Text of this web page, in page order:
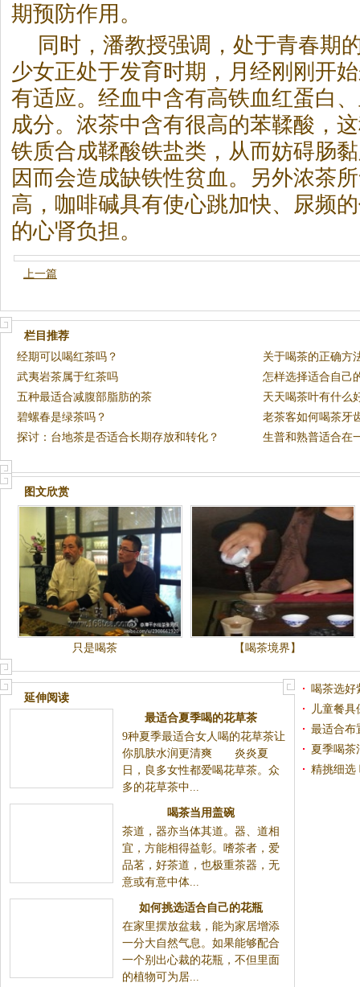
期预防作用。
同时，潘教授强调，处于青春期
少女正处于发育时期，月经刚刚开
有适应。经血中含有高铁血红蛋白
成分。浓茶中含有很高的苯鞣酸，
铁质合成鞣酸铁盐类，从而妨碍肠
因而会造成缺铁性贫血。另外浓茶
高，咖啡碱具有使心跳加快、尿频
的心肾负担。
上一篇
栏目推荐
经期可以喝红茶吗？
关于喝茶的正确方
武夷岩茶属于红茶吗
怎样选择适合自己
五种最适合减腹部脂肪的茶
天天喝茶叶有什么
碧螺春是绿茶吗？
老茶客如何喝茶牙
探讨：台地茶是否适合长期存放和转化？
生普和熟普适合在
图文欣赏
只是喝茶 【喝茶境界】
延伸阅读
最适合夏季喝的花草茶
9种夏季最适合女人喝的花草茶让
你肌肤水润更清爽 炎炎夏
日，良多女性都爱喝花草茶。众
多的花草茶中...
喝茶当用盖碗
茶道，器亦当体其道。器、道相
宜，方能相得益彰。嗜茶者，爱
品茗，好茶道，也极重茶器，无
意或有意中体...
如何挑选适合自己的花瓶
在家里摆放盆栽，能为家居增添
一分大自然气息。如果能够配合
一个别出心裁的花瓶，不但里面
的植物可为居...
喝茶选好
儿童餐具
最适合布
夏季喝茶
精挑细选